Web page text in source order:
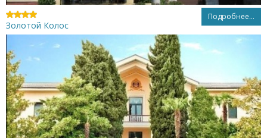
Подробнее...
Золотой Колос